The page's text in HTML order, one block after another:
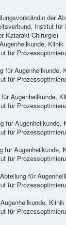
der
Institut
Katarakt-Chirurgie)
für
für Augenheilkunde,
für
Augenheilkunde,
für
für Augenheilkunde,
für
für Augenheilkunde,
für
für
für
für